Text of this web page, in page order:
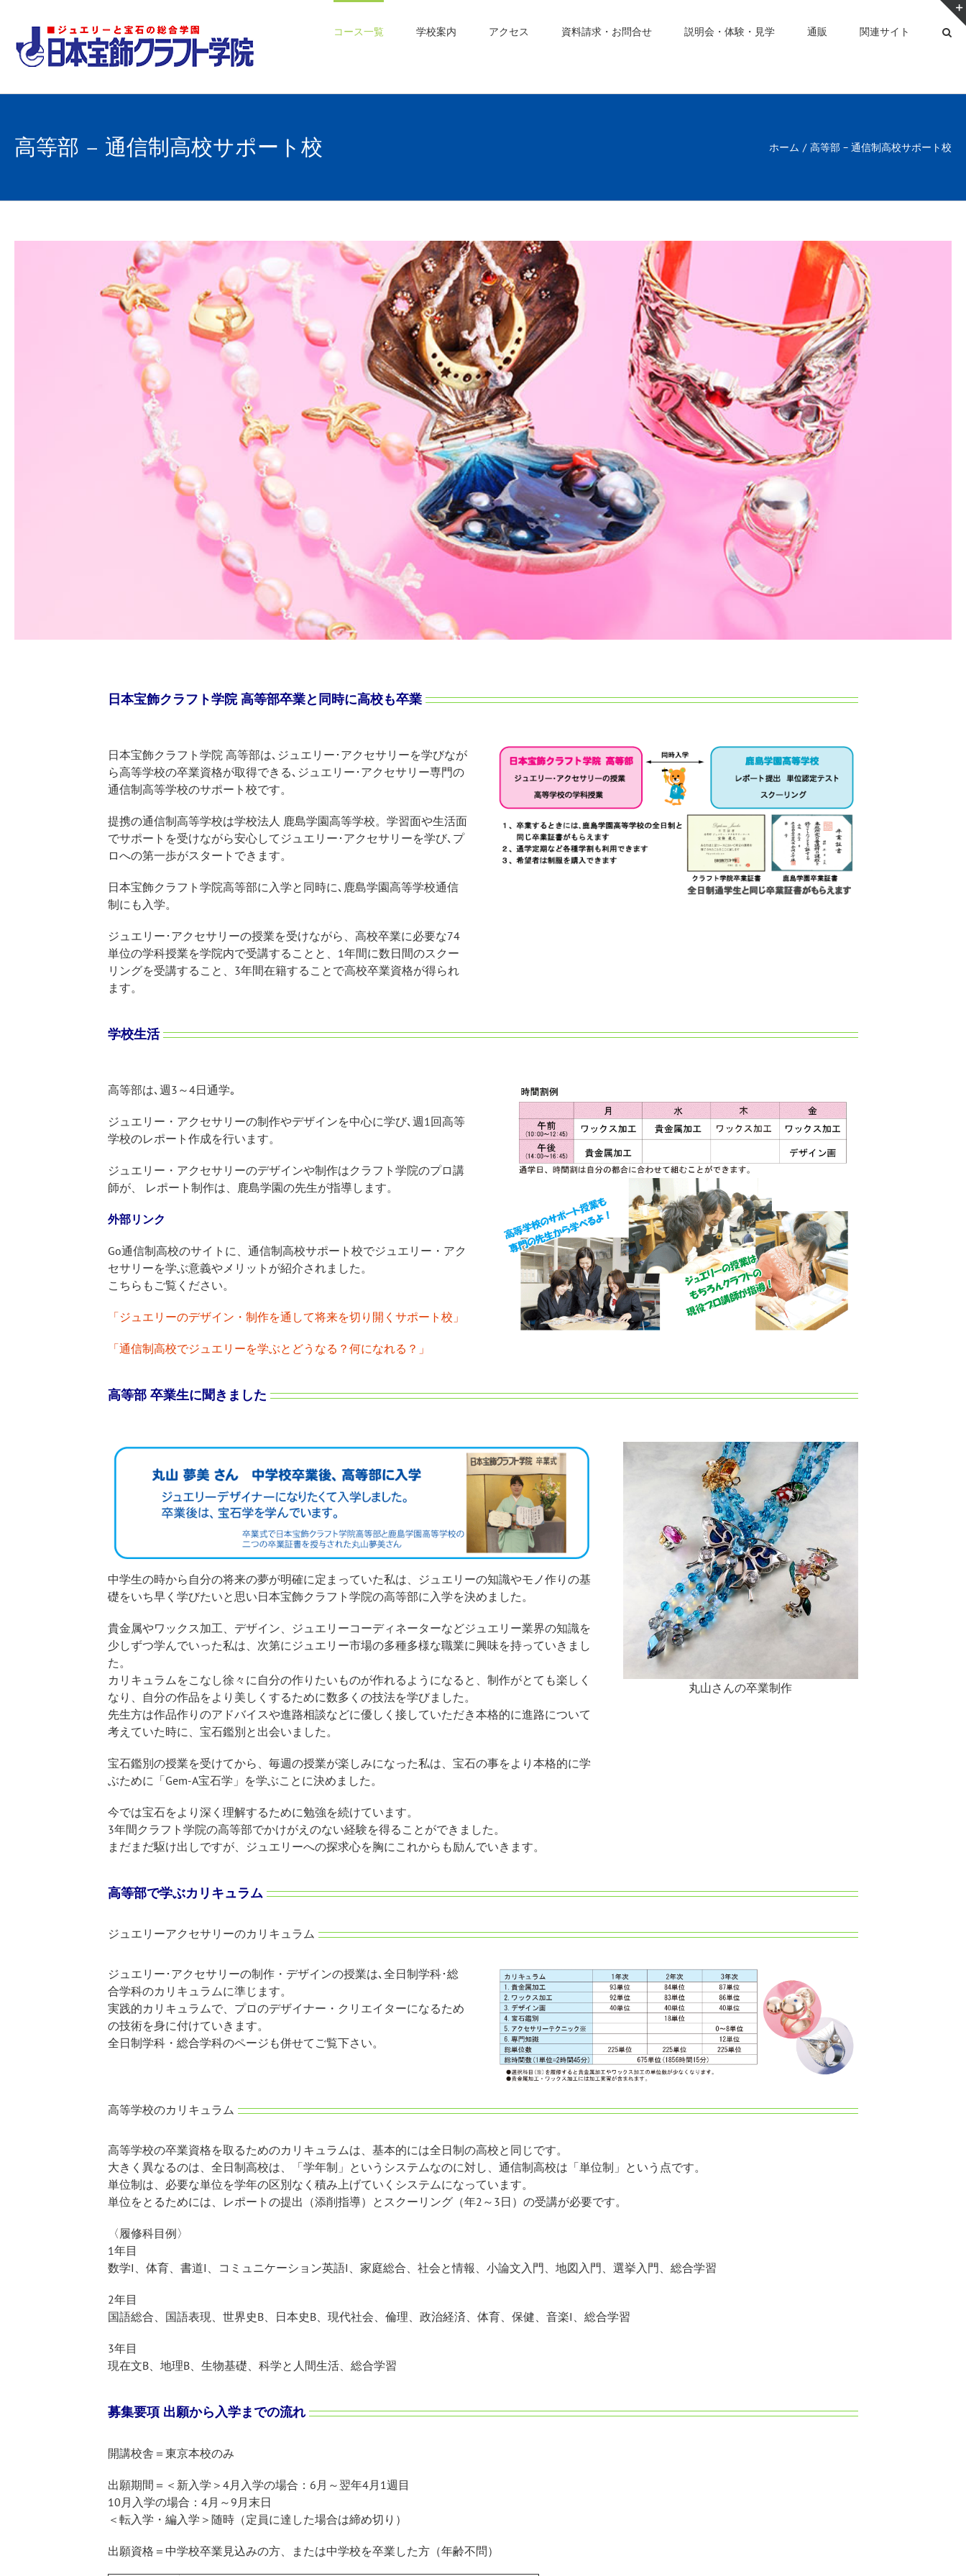
content
コース一覧 学校案内 アクセス 資料請求・お問合せ 説明会・体験・見学 通販 関連サイト
高等部 – 通信制高校サポート校 ホーム 高等部 – 通信制高校サポート校
日本宝飾クラフト学院 高等部卒業と同時に高校も卒業
日本宝飾クラフト学院 高等部は､ジュエリー･アクセサリーを学びなが
ら高等学校の卒業資格が取得できる､ジュエリー･アクセサリー専門の
通信制高等学校のサポート校です。
提携の通信制高等学校は学校法人 鹿島学園高等学校。学習面や生活面
でサポートを受けながら安心してジュエリー･アクセサリーを学び､プ
ロへの第一歩がスタートできます。
日本宝飾クラフト学院高等部に入学と同時に､鹿島学園高等学校通信
制にも入学。
ジュエリー･アクセサリーの授業を受けながら、高校卒業に必要な74
単位の学科授業を学院内で受講することと、1年間に数日間のスクー
リングを受講すること、3年間在籍することで高校卒業資格が得られ
ます。
学校生活
高等部は､週3～4日通学｡
ジュエリー・アクセサリーの制作やデザインを中心に学び､週1回高等
学校のレポート作成を行います。
ジュエリー・アクセサリーのデザインや制作はクラフト学院のプロ講
師が、 レポート制作は、鹿島学園の先生が指導します。
外部リンク
Go通信制高校のサイトに、通信制高校サポート校でジュエリー・アク
セサリーを学ぶ意義やメリットが紹介されました。
こちらもご覧ください。
「ジュエリーのデザイン・制作を通して将来を切り開くサポート校」
「通信制高校でジュエリーを学ぶとどうなる？何になれる？」
高等部 卒業生に聞きました
中学生の時から自分の将来の夢が明確に定まっていた私は、ジュエリーの知識やモノ作りの基
礎をいち早く学びたいと思い日本宝飾クラフト学院の高等部に入学を決めました。
貴金属やワックス加工、デザイン、ジュエリーコーディネーターなどジュエリー業界の知識を
少しずつ学んでいった私は、次第にジュエリー市場の多種多様な職業に興味を持っていきまし
た。
カリキュラムをこなし徐々に自分の作りたいものが作れるようになると、制作がとても楽しく
なり、自分の作品をより美しくするために数多くの技法を学びました。
先生方は作品作りのアドバイスや進路相談などに優しく接していただき本格的に進路について
考えていた時に、宝石鑑別と出会いました。
宝石鑑別の授業を受けてから、毎週の授業が楽しみになった私は、宝石の事をより本格的に学
ぶために「Gem-A宝石学」を学ぶことに決めました。
今では宝石をより深く理解するために勉強を続けています。
3年間クラフト学院の高等部でかけがえのない経験を得ることができました。
まだまだ駆け出しですが、ジュエリーへの探求心を胸にこれからも励んでいきます。
丸山さんの卒業制作
高等部で学ぶカリキュラム
ジュエリーアクセサリーのカリキュラム
ジュエリー･アクセサリーの制作・デザインの授業は､全日制学科･総
合学科のカリキュラムに準じます。
実践的カリキュラムで、プロのデザイナー・クリエイターになるため
の技術を身に付けていきます。
全日制学科・総合学科のページも併せてご覧下さい。
高等学校のカリキュラム
高等学校の卒業資格を取るためのカリキュラムは、基本的には全日制の高校と同じです。
大きく異なるのは、全日制高校は、「学年制」というシステムなのに対し、通信制高校は「単位制」という点です。
単位制は、必要な単位を学年の区別なく積み上げていくシステムになっています。
単位をとるためには、レポートの提出（添削指導）とスクーリング（年2～3日）の受講が必要です。
〈履修科目例〉
1年目
数学I、体育、書道I、コミュニケーション英語I、家庭総合、社会と情報、小論文入門、地図入門、選挙入門、総合学習
2年目
国語総合、国語表現、世界史B、日本史B、現代社会、倫理、政治経済、体育、保健、音楽I、総合学習
3年目
現在文B、地理B、生物基礎、科学と人間生活、総合学習
募集要項 出願から入学までの流れ
開講校舎＝東京本校のみ
出願期間＝＜新入学＞4月入学の場合：6月～翌年4月1週目
10月入学の場合：4月～9月末日
＜転入学・編入学＞随時（定員に達した場合は締め切り）
出願資格＝中学校卒業見込みの方、または中学校を卒業した方（年齢不問）